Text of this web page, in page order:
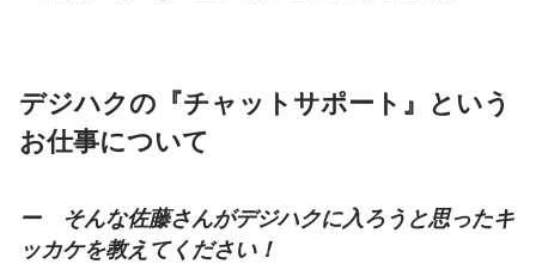
デジハクの『チャットサポート』という
お仕事について
ー　そんな佐藤さんがデジハクに入ろうと思ったキ
ッカケを教えてください！